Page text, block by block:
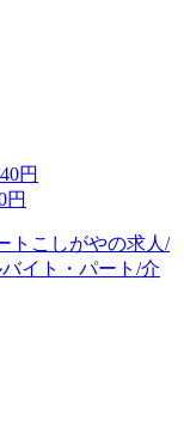
円
円
こしがやの求人/
イト・パート/介